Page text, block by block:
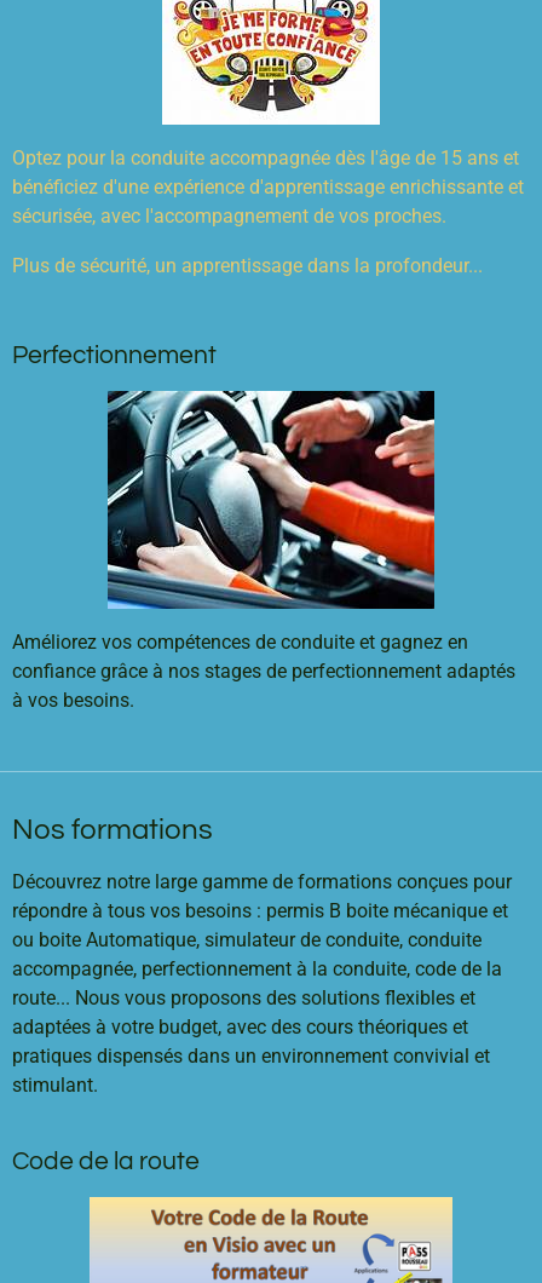
Optez pour la conduite accompagnée dès l'âge de 15 ans et
bénéficiez d'une expérience d'apprentissage enrichissante et
sécurisée, avec l'accompagnement de vos proches.
Plus de sécurité, un apprentissage dans la profondeur...
Perfectionnement
Améliorez vos compétences de conduite et gagnez en
confiance grâce à nos stages de perfectionnement adaptés
à vos besoins.
Nos formations
Découvrez notre large gamme de formations conçues pour
répondre à tous vos besoins : permis B boite mécanique et
ou boite Automatique, simulateur de conduite, conduite
accompagnée, perfectionnement à la conduite, code de la
route... Nous vous proposons des solutions flexibles et
adaptées à votre budget, avec des cours théoriques et
pratiques dispensés dans un environnement convivial et
stimulant.
Code de la route